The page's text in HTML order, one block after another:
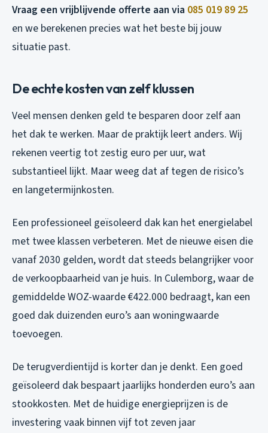
Vraag een vrijblijvende offerte aan via 085 019 89 25
en we berekenen precies wat het beste bij jouw
situatie past.
De echte kosten van zelf klussen
Veel mensen denken geld te besparen door zelf aan
het dak te werken. Maar de praktijk leert anders. Wij
rekenen veertig tot zestig euro per uur, wat
substantieel lijkt. Maar weeg dat af tegen de risico’s
en langetermijnkosten.
Een professioneel geïsoleerd dak kan het energielabel
met twee klassen verbeteren. Met de nieuwe eisen die
vanaf 2030 gelden, wordt dat steeds belangrijker voor
de verkoopbaarheid van je huis. In Culemborg, waar de
gemiddelde WOZ-waarde €422.000 bedraagt, kan een
goed dak duizenden euro’s aan woningwaarde
toevoegen.
De terugverdientijd is korter dan je denkt. Een goed
geïsoleerd dak bespaart jaarlijks honderden euro’s aan
stookkosten. Met de huidige energieprijzen is de
investering vaak binnen vijf tot zeven jaar